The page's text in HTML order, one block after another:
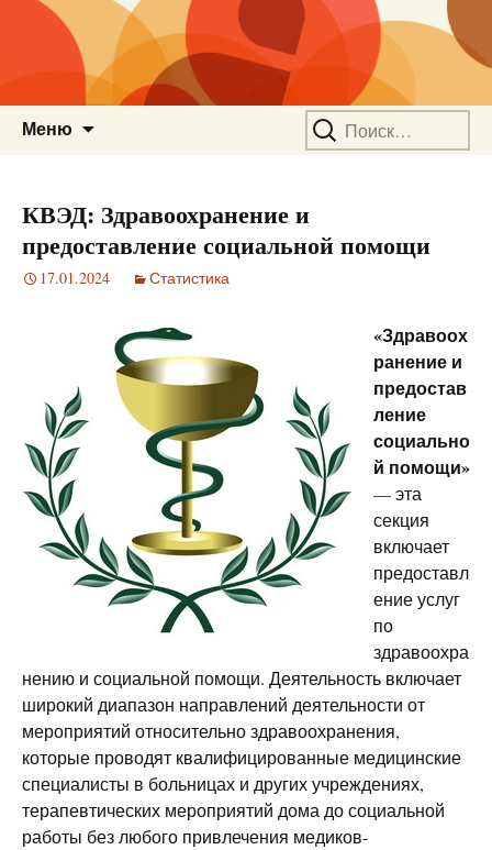
Меню Найти:
КВЭД: Здравоохранение и
предоставление социальной помощи
17.01.2024 Статистика
«Здравоох
ранение и
предостав
ление
социально
й помощи»
— эта
секция
включает
предоставл
ение услуг
по
здравоохра
нению и социальной помощи. Деятельность включает
широкий диапазон направлений деятельности от
мероприятий относительно здравоохранения,
которые проводят квалифицированные медицинские
специалисты в больницах и других учреждениях,
терапевтических мероприятий дома до социальной
работы без любого привлечения медиков-